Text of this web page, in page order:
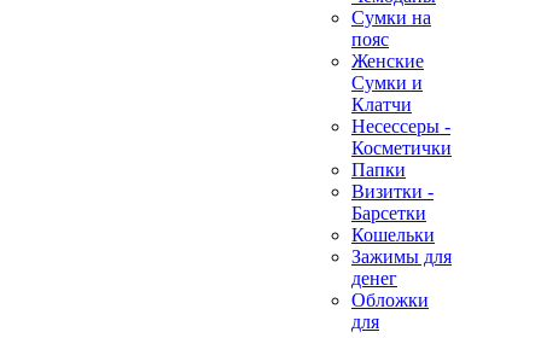
Сумки на
пояс
Женские
Сумки и
Клатчи
Несессеры -
Косметички
Папки
Визитки -
Барсетки
Кошельки
Зажимы для
денег
Обложки
для